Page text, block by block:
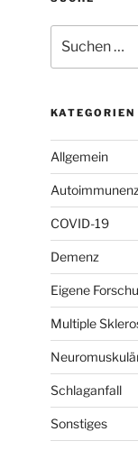
nach:
KATEGORIEN
Allgemein
COVID-19
Demenz
Eigene
Multiple
Schlaganfall
Sonstiges